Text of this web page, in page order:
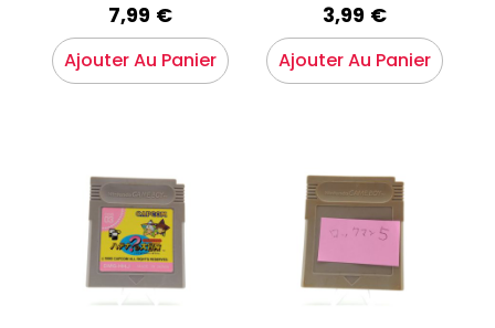
7,99 €
Ajouter Au Panier
3,99 €
Ajouter Au Panier